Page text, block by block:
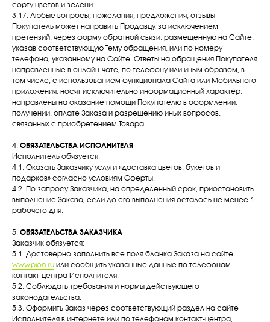
сорту цветов и зелени.
3.17. Любые вопросы, пожелания, предложения, отзывы
Покупатель может направить Продавцу, за исключением
претензий, через форму обратной связи, размещенную на Сайте,
указав соответствующую Тему обращения, или по номеру
телефона, указанному на Сайте. Ответы на обращения Покупателя
направленные в онлайн-чате, по телефону или иным образом, в
том числе, с использованием функционала Сайта или Мобильного
приложения, носят исключительно информационный характер,
направлены на оказание помощи Покупателю в оформлении,
получении, оплате Заказа и разрешению иных вопросов,
связанных с приобретением Товара.
4. ОБЯЗАТЕЛЬСТВА ИСПОЛНИТЕЛЯ
Исполнитель обязуется:
4.1. Оказать Заказчику услуги «доставка цветов, букетов и
подарков» согласно условиям Оферты.
4.2. По запросу Заказчика, на определенный срок, приостановить
выполнение Заказа, если до его выполнения осталось не менее 1
рабочего дня.
5. ОБЯЗАТЕЛЬСТВА ЗАКАЗЧИКА
Заказчик обязуется:
5.1. Достоверно заполнить все поля бланка Заказа на сайте
www.pion.ru или сообщить указанные данные по телефонам
контакт-центра Исполнителя.
5.2. Соблюдать требования и нормы действующего
законодательства.
5.3. Оформить Заказ через соответствующий раздел на сайте
Исполнителя в интернете или по телефонам контакт-центра,